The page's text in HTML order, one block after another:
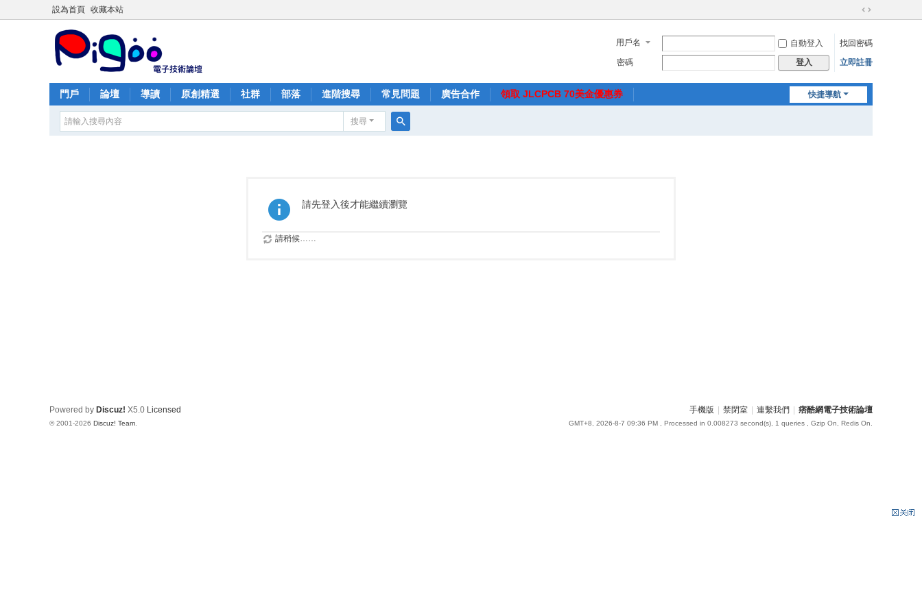
設為首頁 收藏本站
切
到
寬
用戶名 自動登入
找回密碼
密碼
登入 立即註冊
快捷導航
門戶 論壇 導讀 原創精選 社群 部落 進階搜尋 常見問題 廣告合作 領取 JLCPCB 70美金優惠券
搜尋
請先登入後才能繼續瀏覽
請稍候……
手機版 禁閉室 連繫我們 痞酷網電子技術論壇
GMT+8, 2026-8-7 09:36 PM , Processed in 0.008273 second(s), 1 queries , Gzip On, Redis On.
Powered by Discuz! X5.0 Licensed
© 2001-2026 Discuz! Team